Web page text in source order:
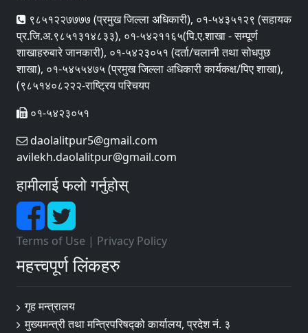
९८५१२२७७७७ (प्रमुख जिल्ला अधिकारी), ०१-५४३५१२९ (सहायक
प्र.जि.अ.९८५१३१४८३३), ०१-५४२११६५(पि.ए.शाखा - सम्पूर्ण
शाखाहरुबारे जानकारी), ०१-५४२३०५१ (दर्ता/चलानी तथा सोधपुछ
शाखा), ०१-५४५५४७५ (प्रमुख जिल्ला अधिकारी कार्यकक्ष/पिए शाखा),
(९८५१४०८२२२-राष्ट्रिय परिचयप
०१-५४२३०५१
daolalitpur5@gmail.com
avilekh.daolalitpur@gmail.com
हामीलाई फलो गर्नुहोस्
Terms of Use | Privacy Policy
महत्त्वपूर्ण लिंकहरु
गृह मन्त्रालय
मुख्यमन्त्री तथा मन्त्रिपरिषद्को कार्यालय, प्रदेश नं. ३